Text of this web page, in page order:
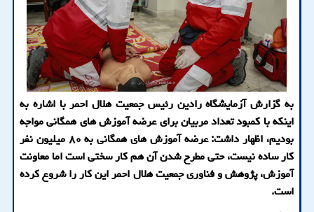
به گزارش آزمایشگاه رادین رئیس جمعیت هلال احمر با اشاره به
اینکه با کمبود تعداد مربیان برای عرضه آموزش های همگانی مواجه
بودیم، اظهار داشت: عرضه آموزش های همگانی به ۸۰ میلیون نفر
کار ساده نیست، حتی مطرح شدن آن هم کار سختی است اما معاونت
آموزش، پژوهش و فناوری جمعیت هلال احمر این کار را شروع کرده
است.